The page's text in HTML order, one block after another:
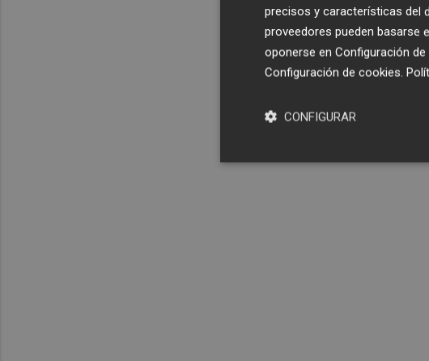
precisos y características del
proveedores pueden basarse
oponerse en Configuración de
Configuración de cookies.
CONFIGURAR